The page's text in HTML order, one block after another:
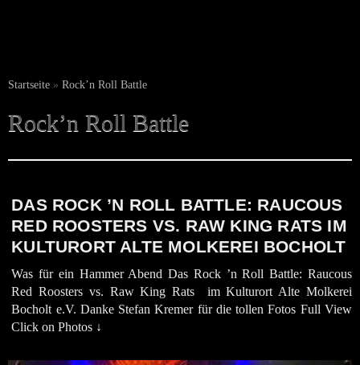
Startseite » Rock’n Roll Battle
Rock’n Roll Battle
DAS ROCK ’N ROLL BATTLE: RAUCOUS
RED ROOSTERS VS. RAW KING RATS IM
KULTURORT ALTE MOLKEREI BOCHOLT
Was für ein Hammer Abend Das Rock ’n Roll Battle: Raucous
Red Roosters vs. Raw King Rats im Kulturort Alte Molkerei
Bocholt e.V. Danke Stefan Kremer für die tollen Fotos Full View
Click on Photos ↓